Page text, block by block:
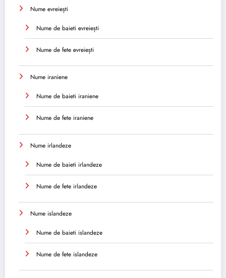
Nume evreiești
Nume de baieti evreiești
Nume de fete evreiești
Nume iraniene
Nume de baieti iraniene
Nume de fete iraniene
Nume irlandeze
Nume de baieti irlandeze
Nume de fete irlandeze
Nume islandeze
Nume de baieti islandeze
Nume de fete islandeze